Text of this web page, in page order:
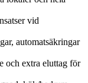
vid
automatsäkringar
och extra eluttag för